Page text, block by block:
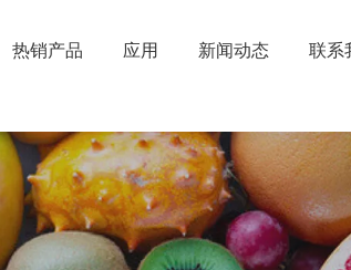
热销产品 应用 新闻动态 联系